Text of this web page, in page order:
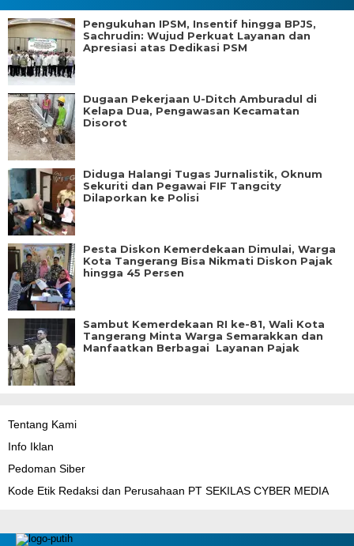
Pengukuhan IPSM, Insentif hingga BPJS,
Sachrudin: Wujud Perkuat Layanan dan
Apresiasi atas Dedikasi PSM
Dugaan Pekerjaan U-Ditch Amburadul di
Kelapa Dua, Pengawasan Kecamatan
Disorot
Diduga Halangi Tugas Jurnalistik, Oknum
Sekuriti dan Pegawai FIF Tangcity
Dilaporkan ke Polisi
Pesta Diskon Kemerdekaan Dimulai, Warga
Kota Tangerang Bisa Nikmati Diskon Pajak
hingga 45 Persen
Sambut Kemerdekaan RI ke-81, Wali Kota
Tangerang Minta Warga Semarakkan dan
Manfaatkan Berbagai Layanan Pajak
Tentang Kami
Info Iklan
Pedoman Siber
Kode Etik Redaksi dan Perusahaan PT SEKILAS CYBER MEDIA